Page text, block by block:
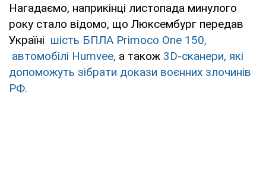
Нагадаємо, наприкінці листопада минулого
року стало відомо, що Люксембург передав
Україні шість БПЛА Primoco One 150,
автомобілі Humvee, а також 3D-сканери, які
допоможуть зібрати докази воєнних злочинів
РФ.